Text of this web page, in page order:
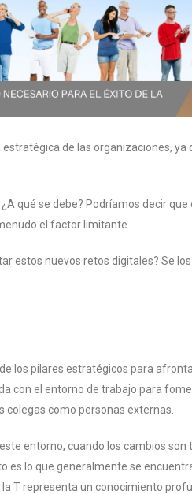
de las organizaciones,
qué se debe? Podríamos decir
el factor limitante.
estos nuevos retos digitales? Se
los pilares estratégicos para
con el entorno de trabajo para
como personas externas.
entorno, cuando los cambios
lo que generalmente se
T representa un conocimiento